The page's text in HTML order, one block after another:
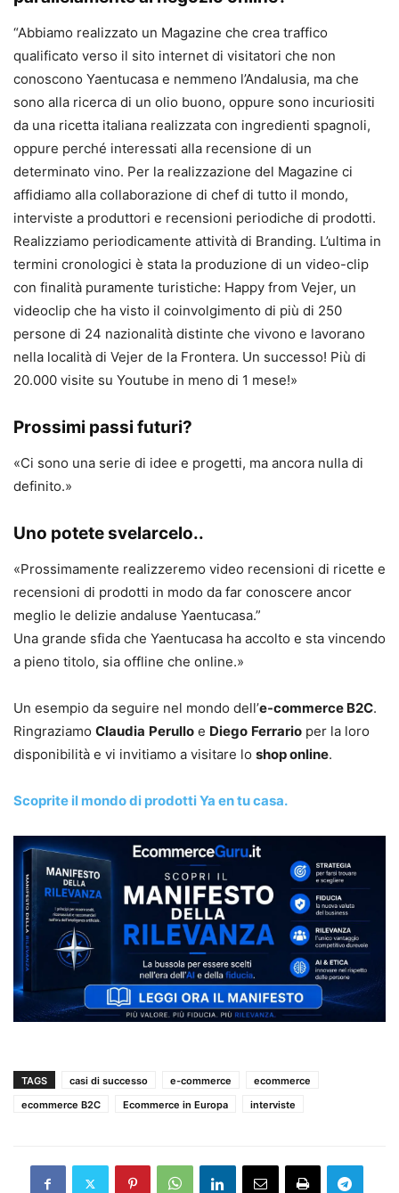
“Abbiamo realizzato un Magazine che crea traffico
qualificato verso il sito internet di visitatori che non
conoscono Yaentucasa e nemmeno l’Andalusia, ma che
sono alla ricerca di un olio buono, oppure sono incuriositi
da una ricetta italiana realizzata con ingredienti spagnoli,
oppure perché interessati alla recensione di un
determinato vino. Per la realizzazione del Magazine ci
affidiamo alla collaborazione di chef di tutto il mondo,
interviste a produttori e recensioni periodiche di prodotti.
Realizziamo periodicamente attività di Branding. L’ultima in
termini cronologici è stata la produzione di un video-clip
con finalità puramente turistiche: Happy from Vejer, un
videoclip che ha visto il coinvolgimento di più di 250
persone di 24 nazionalità distinte che vivono e lavorano
nella località di Vejer de la Frontera. Un successo! Più di
20.000 visite su Youtube in meno di 1 mese!»
Prossimi passi futuri?
«Ci sono una serie di idee e progetti, ma ancora nulla di
definito.»
Uno potete svelarcelo..
«Prossimamente realizzeremo video recensioni di ricette e
recensioni di prodotti in modo da far conoscere ancor
meglio le delizie andaluse Yaentucasa.”
Una grande sfida che Yaentucasa ha accolto e sta vincendo
a pieno titolo, sia offline che online.»
Un esempio da seguire nel mondo dell’e-commerce B2C.
Ringraziamo Claudia Perullo e Diego Ferrario per la loro
disponibilità e vi invitiamo a visitare lo shop online.
Scoprite il mondo di prodotti Ya en tu casa.
TAGS casi di successo e-commerce
ecommerce
ecommerce B2C
Ecommerce in Europa interviste